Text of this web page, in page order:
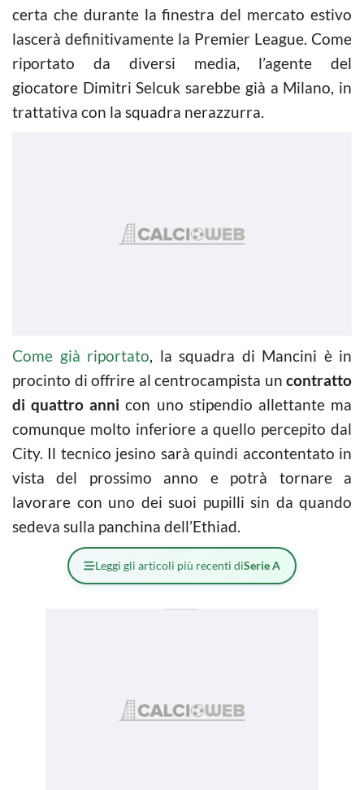
certa che durante la finestra del mercato estivo
lascerà definitivamente la Premier League. Come
riportato da diversi media, l’agente del
giocatore Dimitri Selcuk sarebbe già a Milano, in
trattativa con la squadra nerazzurra.
Come già riportato, la squadra di Mancini è in
procinto di offrire al centrocampista un contratto
di quattro anni con uno stipendio allettante ma
comunque molto inferiore a quello percepito dal
City. Il tecnico jesino sarà quindi accontentato in
vista del prossimo anno e potrà tornare a
lavorare con uno dei suoi pupilli sin da quando
sedeva sulla panchina dell’Ethiad.
Leggi gli articoli più recenti diSerie A